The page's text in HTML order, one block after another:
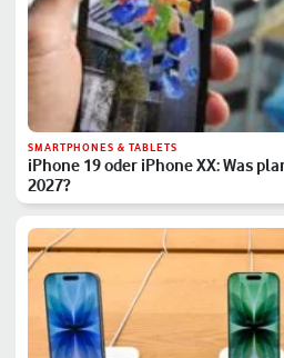
SMARTPHONES & TABLETS
iPhone 19 oder iPhone XX: Was
2027?